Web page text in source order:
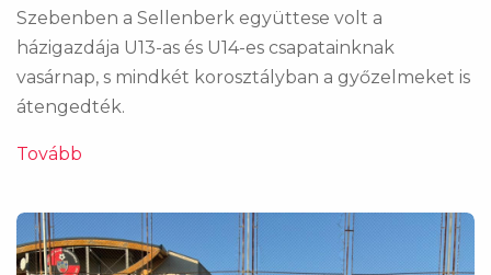
Szebenben a Sellenberk együttese volt a
házigazdája U13-as és U14-es csapatainknak
vasárnap, s mindkét korosztályban a győzelmeket is
átengedték.
Tovább